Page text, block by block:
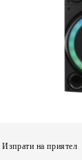
Изпрати на приятел